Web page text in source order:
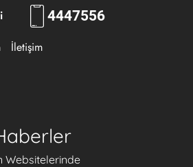
444RKLM
İletişim
Websitelerinde